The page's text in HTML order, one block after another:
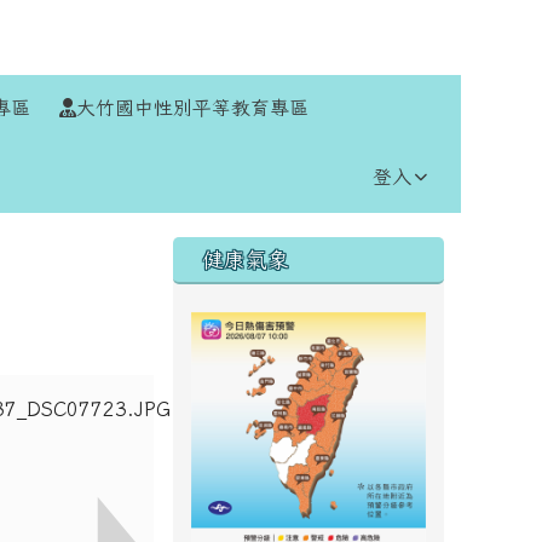
區 大竹國中性別平等教育專區
登入
右邊區域內容
健康氣象